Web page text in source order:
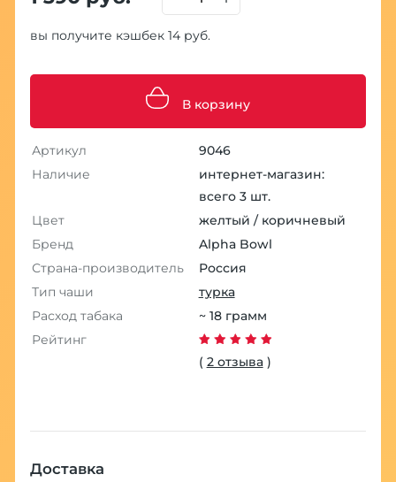
вы получите кэшбек 14 руб.
В корзину
Артикул
9046
Наличие
интернет-магазин:
всего 3 шт.
Цвет
желтый / коричневый
Бренд
Alpha Bowl
Страна-производитель
Россия
Тип чаши
турка
Расход табака
~ 18 грамм
Рейтинг
( 2 отзыва)
Доставка